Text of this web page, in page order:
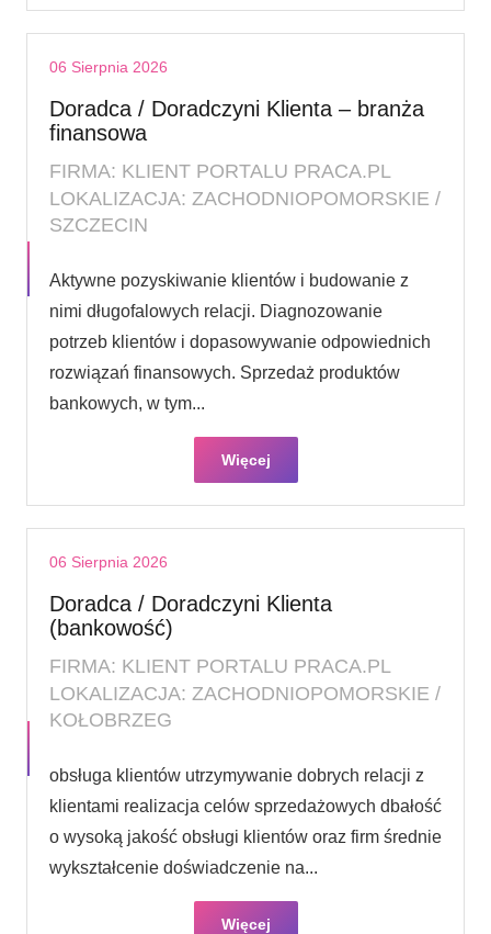
06 Sierpnia 2026
Doradca / Doradczyni Klienta – branża
finansowa
FIRMA: KLIENT PORTALU PRACA.PL
LOKALIZACJA: ZACHODNIOPOMORSKIE /
SZCZECIN
Aktywne pozyskiwanie klientów i budowanie z
nimi długofalowych relacji. Diagnozowanie
potrzeb klientów i dopasowywanie odpowiednich
rozwiązań finansowych. Sprzedaż produktów
bankowych, w tym...
Więcej
06 Sierpnia 2026
Doradca / Doradczyni Klienta
(bankowość)
FIRMA: KLIENT PORTALU PRACA.PL
LOKALIZACJA: ZACHODNIOPOMORSKIE /
KOŁOBRZEG
obsługa klientów utrzymywanie dobrych relacji z
klientami realizacja celów sprzedażowych dbałość
o wysoką jakość obsługi klientów oraz firm średnie
wykształcenie doświadczenie na...
Więcej